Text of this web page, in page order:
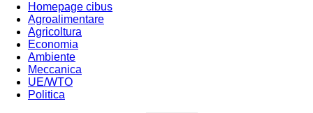
Homepage cibus
Agroalimentare
Agricoltura
Economia
Ambiente
Meccanica
UE/WTO
Politica